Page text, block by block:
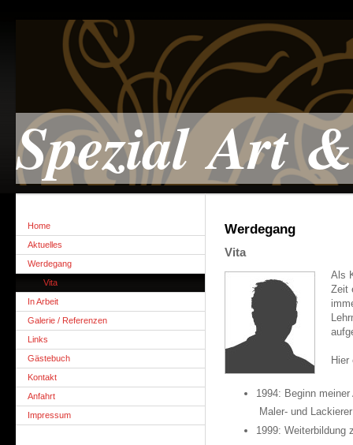
Spezial Art
Home
Aktuelles
Werdegang
Vita
In Arbeit
Galerie / Referenzen
Links
Gästebuch
Kontakt
Anfahrt
Impressum
Werdegang
Vita
Als
Zeit
1994: Beginn
Maler- und Lackierer
1999: Weiterbildung